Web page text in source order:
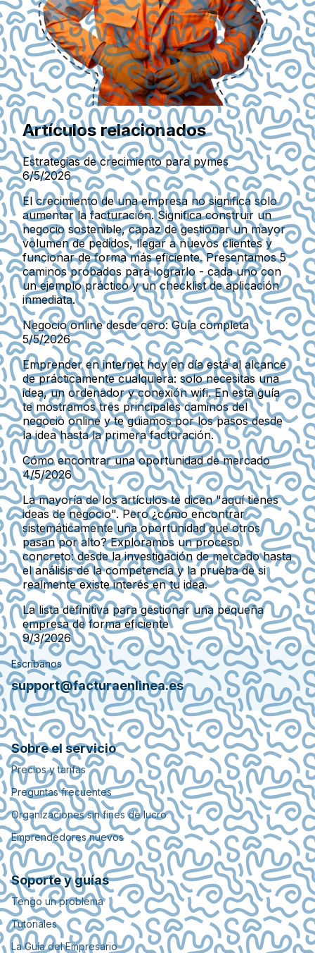
Artículos relacionados
Estrategias de crecimiento para pymes
6/5/2026
El crecimiento de una empresa no significa solo
aumentar la facturación. Significa construir un
negocio sostenible, capaz de gestionar un mayor
volumen de pedidos, llegar a nuevos clientes y
funcionar de forma más eficiente. Presentamos 5
caminos probados para lograrlo - cada uno con
un ejemplo práctico y un checklist de aplicación
inmediata.
Negocio online desde cero: Guía completa
5/5/2026
Emprender en internet hoy en día está al alcance
de prácticamente cualquiera: solo necesitas una
idea, un ordenador y conexión wifi. En esta guía
te mostramos tres principales caminos del
negocio online y te guiamos por los pasos desde
la idea hasta la primera facturación.
Cómo encontrar una oportunidad de mercado
4/5/2026
La mayoría de los artículos te dicen "aquí tienes
ideas de negocio". Pero ¿cómo encontrar
sistemáticamente una oportunidad que otros
pasan por alto? Exploramos un proceso
concreto: desde la investigación de mercado hasta
el análisis de la competencia y la prueba de si
realmente existe interés en tu idea.
La lista definitiva para gestionar una pequeña
empresa de forma eficiente
9/3/2026
Escríbanos
support@facturaenlinea.es
Sobre el servicio
Precios y tarifas
Preguntas frecuentes
Organizaciones sin fines de lucro
Emprendedores nuevos
Soporte y guías
Tengo un problema
Tutoriales
La Guía del Empresario